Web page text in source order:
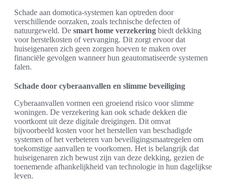
Schade aan domotica-systemen kan optreden door
verschillende oorzaken, zoals technische defecten of
natuurgeweld. De smart home verzekering biedt dekking
voor herstelkosten of vervanging. Dit zorgt ervoor dat
huiseigenaren zich geen zorgen hoeven te maken over
financiële gevolgen wanneer hun geautomatiseerde systemen
falen.
Schade door cyberaanvallen en slimme beveiliging
Cyberaanvallen vormen een groeiend risico voor slimme
woningen. De verzekering kan ook schade dekken die
voortkomt uit deze digitale dreigingen. Dit omvat
bijvoorbeeld kosten voor het herstellen van beschadigde
systemen of het verbeteren van beveiligingsmaatregelen om
toekomstige aanvallen te voorkomen. Het is belangrijk dat
huiseigenaren zich bewust zijn van deze dekking, gezien de
toenemende afhankelijkheid van technologie in hun dagelijkse
leven.